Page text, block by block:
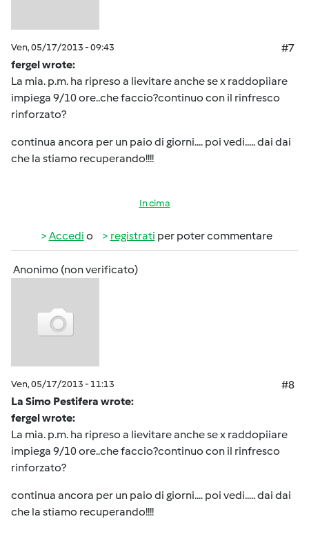
Ven, 05/17/2013 - 09:43
#7
fergel wrote:
La mia. p.m. ha ripreso a lievitare anche se x raddopiiare
impiega 9/10 ore..che faccio?continuo con il rinfresco
rinforzato?
continua ancora per un paio di giorni.... poi vedi..... dai dai
che la stiamo recuperando!!!!
In cima
Accedi o registrati per poter commentare
Anonimo (non verificato)
Ven, 05/17/2013 - 11:13
#8
La Simo Pestifera wrote:
fergel wrote:
La mia. p.m. ha ripreso a lievitare anche se x raddopiiare
impiega 9/10 ore..che faccio?continuo con il rinfresco
rinforzato?
continua ancora per un paio di giorni.... poi vedi..... dai dai
che la stiamo recuperando!!!!